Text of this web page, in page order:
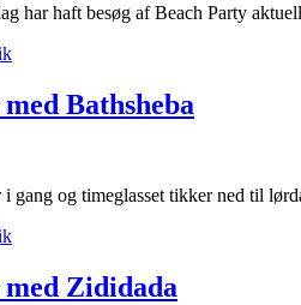
har haft besøg af Beach Party
Bathsheba
gang og timeglasset tikker ned til
Zididada